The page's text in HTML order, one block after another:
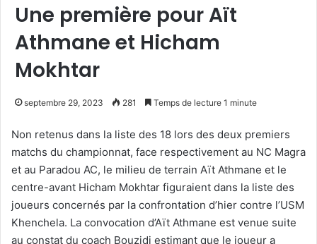
Une première pour Aït
Athmane et Hicham
Mokhtar
septembre 29, 2023 281 Temps de lecture 1 minute
Non retenus dans la liste des 18 lors des deux premiers
matchs du championnat, face respectivement au NC Magra
et au Paradou AC, le milieu de terrain Aït Athmane et le
centre-avant Hicham Mokhtar figuraient dans la liste des
joueurs concernés par la confrontation d’hier contre l’USM
Khenchela. La convocation d’Aït Athmane est venue suite
au constat du coach Bouzidi estimant que le joueur a